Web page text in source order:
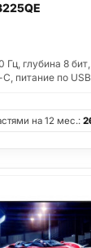
Гц, глубина 8
питание по
на 12 мес.: